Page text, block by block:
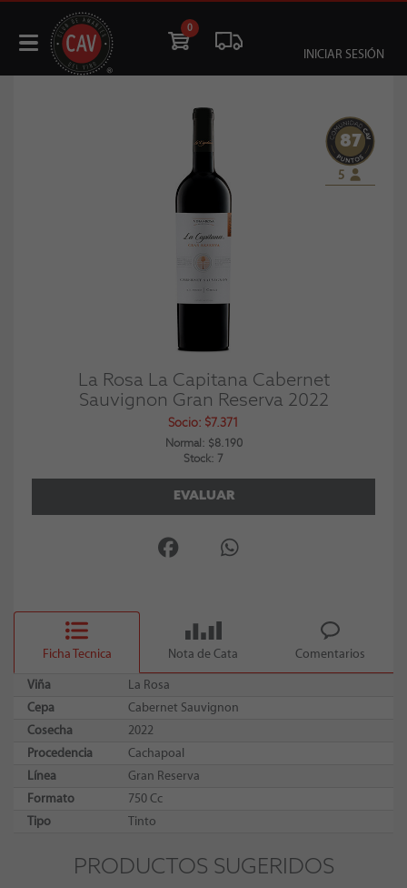
0
INICIAR SESIÓN
87
5
La Rosa La Capitana Cabernet
Sauvignon Gran Reserva 2022
Socio: $7.371
Normal: $8.190
Stock: 7
EVALUAR
Ficha Tecnica Nota de Cata Comentarios
Viña
La Rosa
Cepa
Cabernet Sauvignon
Cosecha
2022
Procedencia
Cachapoal
Línea
Gran Reserva
Formato
750 Cc
Tipo
Tinto
PRODUCTOS SUGERIDOS